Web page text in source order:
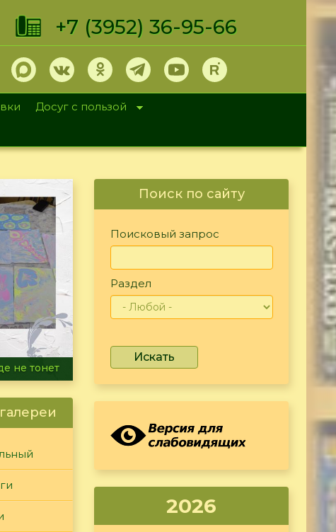
+7 (3952) 36-95-66
Досуг с пользой
Поиск по сайту
Поисковый запрос
Раздел
Искать
2026